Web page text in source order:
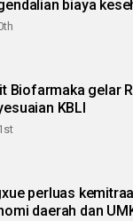
biaya
Biofarmaka gelar
KBLI
perluas
daerah dan